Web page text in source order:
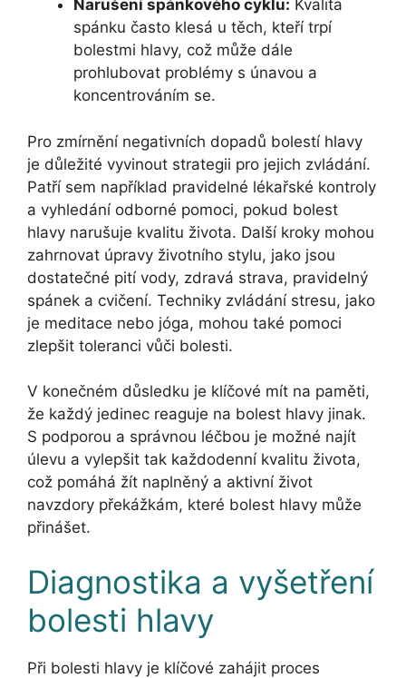
Narušení spánkového cyklu: Kvalita
spánku často klesá u těch, kteří trpí
bolestmi hlavy, což může dále
prohlubovat problémy s únavou a
koncentrováním se.
Pro zmírnění negativních dopadů bolestí hlavy
je důležité vyvinout strategii pro jejich zvládání.
Patří sem například pravidelné lékařské kontroly
a vyhledání odborné pomoci, pokud bolest
hlavy narušuje kvalitu života. Další kroky mohou
zahrnovat úpravy životního stylu, jako jsou
dostatečné pití vody, zdravá strava, pravidelný
spánek a cvičení. Techniky zvládání stresu, jako
je meditace nebo jóga, mohou také pomoci
zlepšit toleranci vůči bolesti.
V konečném důsledku je klíčové mít na paměti,
že každý jedinec reaguje na bolest hlavy jinak.
S podporou a správnou léčbou je možné najít
úlevu a vylepšit tak každodenní kvalitu života,
což pomáhá žít naplněný a aktivní život
navzdory překážkám, které bolest hlavy může
přinášet.
Diagnostika a vyšetření
bolesti hlavy
Při bolesti hlavy je klíčové zahájit proces